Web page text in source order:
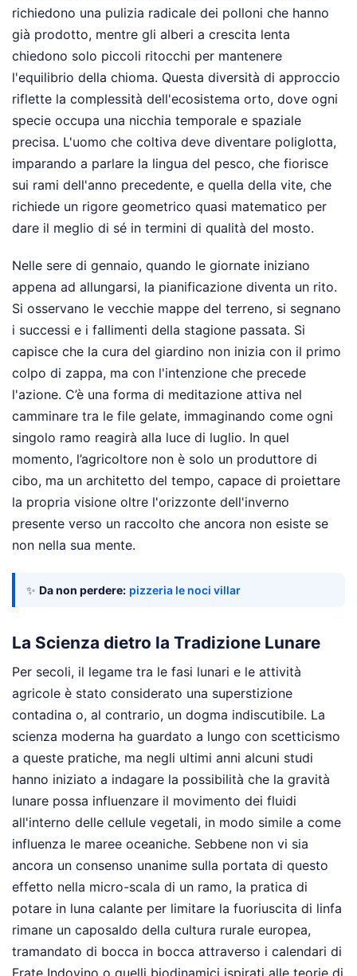
richiedono una pulizia radicale dei polloni che hanno
già prodotto, mentre gli alberi a crescita lenta
chiedono solo piccoli ritocchi per mantenere
l'equilibrio della chioma. Questa diversità di approccio
riflette la complessità dell'ecosistema orto, dove ogni
specie occupa una nicchia temporale e spaziale
precisa. L'uomo che coltiva deve diventare poliglotta,
imparando a parlare la lingua del pesco, che fiorisce
sui rami dell'anno precedente, e quella della vite, che
richiede un rigore geometrico quasi matematico per
dare il meglio di sé in termini di qualità del mosto.
Nelle sere di gennaio, quando le giornate iniziano
appena ad allungarsi, la pianificazione diventa un rito.
Si osservano le vecchie mappe del terreno, si segnano
i successi e i fallimenti della stagione passata. Si
capisce che la cura del giardino non inizia con il primo
colpo di zappa, ma con l'intenzione che precede
l'azione. C’è una forma di meditazione attiva nel
camminare tra le file gelate, immaginando come ogni
singolo ramo reagirà alla luce di luglio. In quel
momento, l’agricoltore non è solo un produttore di
cibo, ma un architetto del tempo, capace di proiettare
la propria visione oltre l'orizzonte dell'inverno
presente verso un raccolto che ancora non esiste se
non nella sua mente.
✨ Da non perdere: pizzeria le noci villar
La Scienza dietro la Tradizione Lunare
Per secoli, il legame tra le fasi lunari e le attività
agricole è stato considerato una superstizione
contadina o, al contrario, un dogma indiscutibile. La
scienza moderna ha guardato a lungo con scetticismo
a queste pratiche, ma negli ultimi anni alcuni studi
hanno iniziato a indagare la possibilità che la gravità
lunare possa influenzare il movimento dei fluidi
all'interno delle cellule vegetali, in modo simile a come
influenza le maree oceaniche. Sebbene non vi sia
ancora un consenso unanime sulla portata di questo
effetto nella micro-scala di un ramo, la pratica di
potare in luna calante per limitare la fuoriuscita di linfa
rimane un caposaldo della cultura rurale europea,
tramandato di bocca in bocca attraverso i calendari di